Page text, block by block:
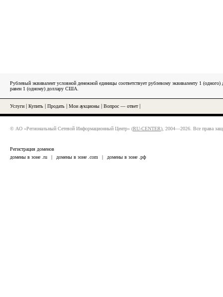
Рублевый эквивалент условной денежной единицы соответствует рублевому эквиваленту 1
равен 1 (одному) доллару США.
Услуги Купить Продать Мои аукционы Вопрос — ответ|
© АО «Региональный Сетевой Информационный Центр» (RU-CENTER), 2004—2026. Все права
Регистрация доменов
домены в зоне .ru
| домены в зоне .com | домены в зоне .рф